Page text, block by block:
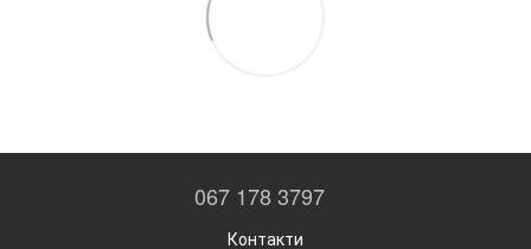
067 178 3797
Контакти